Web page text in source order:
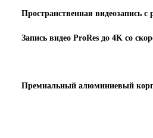
Пространственная видеозапись
Запись видео ProRes до 4K со
Премиальный алюминиевый